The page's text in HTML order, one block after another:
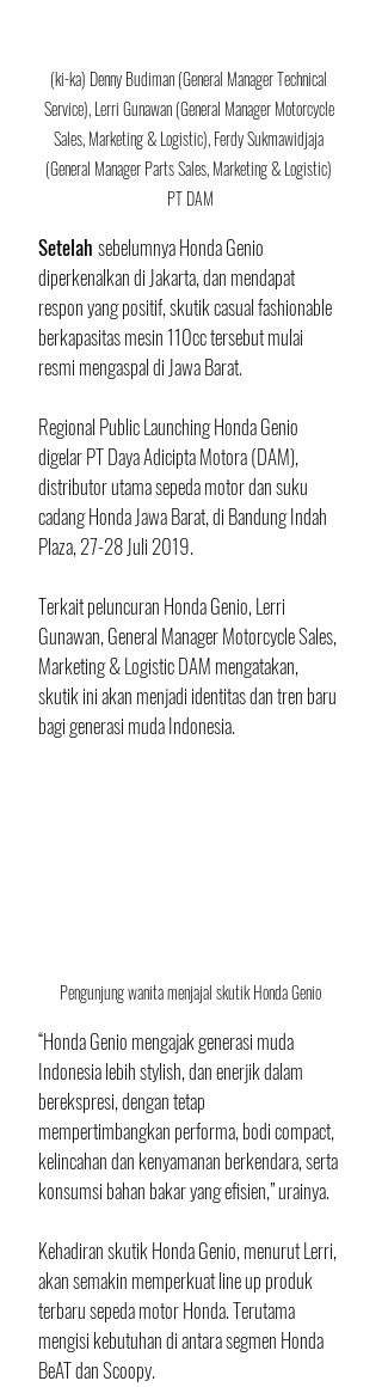
(ki-ka) Denny Budiman (General Manager Technical
Service), Lerri Gunawan (General Manager Motorcycle
Sales, Marketing & Logistic), Ferdy Sukmawidjaja
(General Manager Parts Sales, Marketing & Logistic)
PT DAM
Setelah sebelumnya Honda Genio
diperkenalkan di Jakarta, dan mendapat
respon yang positif, skutik casual fashionable
berkapasitas mesin 110cc tersebut mulai
resmi mengaspal di Jawa Barat.
Regional Public Launching Honda Genio
digelar PT Daya Adicipta Motora (DAM),
distributor utama sepeda motor dan suku
cadang Honda Jawa Barat, di Bandung Indah
Plaza, 27-28 Juli 2019.
Terkait peluncuran Honda Genio, Lerri
Gunawan, General Manager Motorcycle Sales,
Marketing & Logistic DAM mengatakan,
skutik ini akan menjadi identitas dan tren baru
bagi generasi muda Indonesia.
Pengunjung wanita menjajal skutik Honda Genio
“Honda Genio mengajak generasi muda
Indonesia lebih stylish, dan enerjik dalam
berekspresi, dengan tetap
mempertimbangkan performa, bodi compact,
kelincahan dan kenyamanan berkendara, serta
konsumsi bahan bakar yang efisien,” urainya.
Kehadiran skutik Honda Genio, menurut Lerri,
akan semakin memperkuat line up produk
terbaru sepeda motor Honda. Terutama
mengisi kebutuhan di antara segmen Honda
BeAT dan Scoopy.